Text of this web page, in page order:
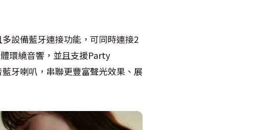
設備藍牙連接功能，可同時連接2
環繞音響，並且支援Party
牙喇叭，串聯更豐富聲光效果、展